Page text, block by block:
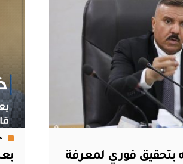
بتحقيق فوري لمعرفة